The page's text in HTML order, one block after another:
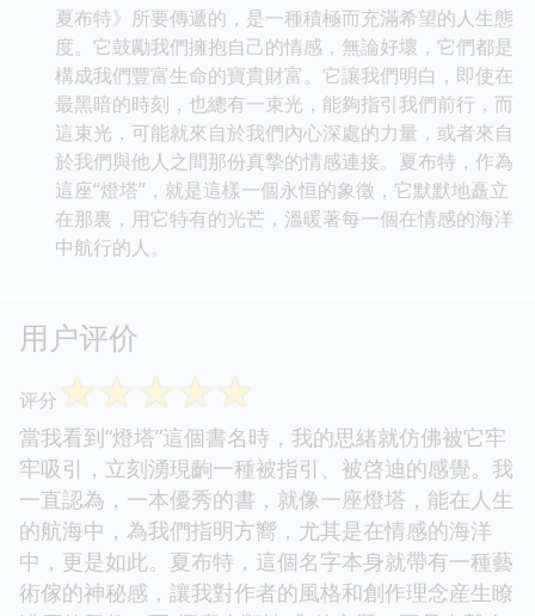
夏布特》所要傳遞的，是一種積極而充滿希望的人生態
度。它鼓勵我們擁抱自己的情感，無論好壞，它們都是
構成我們豐富生命的寶貴財富。它讓我們明白，即使在
最黑暗的時刻，也總有一束光，能夠指引我們前行，而
這束光，可能就來自於我們內心深處的力量，或者來自
於我們與他人之間那份真摯的情感連接。夏布特，作為
這座“燈塔”，就是這樣一個永恒的象徵，它默默地矗立
在那裏，用它特有的光芒，溫暖著每一個在情感的海洋
中航行的人。
用户评价
评分 ☆☆☆☆☆
當我看到“燈塔”這個書名時，我的思緒就仿佛被它牢
牢吸引，立刻湧現齣一種被指引、被啓迪的感覺。我
一直認為，一本優秀的書，就像一座燈塔，能在人生
的航海中，為我們指明方嚮，尤其是在情感的海洋
中，更是如此。夏布特，這個名字本身就帶有一種藝
術傢的神秘感，讓我對作者的風格和創作理念産生瞭